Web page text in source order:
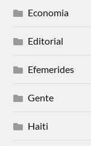
Economia
Editorial
Efemerides
Gente
Haiti